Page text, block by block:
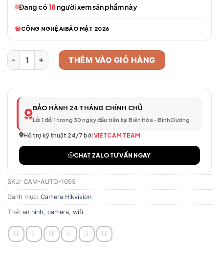
Đang có 18 người xem sản phẩm này
CÔNG NGHỆ AIBẢO MẬT 2026
Camera WiFi Thông Minh Model 96 – Full HD số lượng
THÊM VÀO GIỎ HÀNG
BẢO HÀNH 24 THÁNG CHÍNH CHỦ
Lỗi 1 đổi 1 trong 30 ngày đầu tiên tại Biên Hòa - Bình Dương
Hỗ trợ kỹ thuật 24/7 bởi VIETCAM TEAM
CHAT ZALO TƯ VẤN NGAY
SKU: CAM-AUTO-1095
Danh mục: Camera Hikvision
Thẻ: an ninh camera wifi